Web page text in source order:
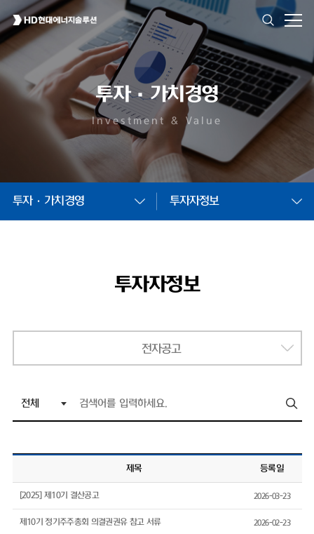
투자·가치경영
Investment & Value
투자·가치경영 투자자정보
투자자정보
전자공고
제목 등록일
[2025] 제10기 결산공고 2026-03-23
제10기 정기주주총회 의결권권유 참고 서류 2026-02-23